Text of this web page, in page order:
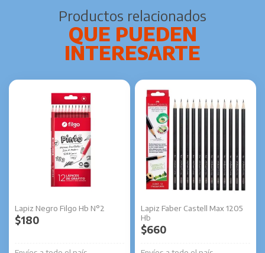
Productos relacionados
Lapiz Negro Filgo Hb N°2
$180
Lapiz Faber Castell Max 1205
Hb
$660